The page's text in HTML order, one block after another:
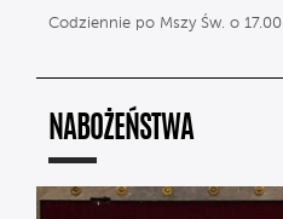
Codziennie po Mszy Św. o 17.00
NABOŻEŃSTWA